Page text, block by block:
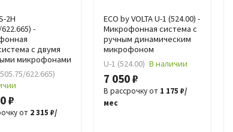
2H
-
с двумя
микрофонами
622.665)
₽
от 2 315 ₽/
ECO by VOLTA U-1 (524.00) -
Микрофонная система с
ручным динамическим
микрофоном
U-1 (524.00) В наличии
7 050 ₽
В рассрочку от 1 175 ₽/
мес